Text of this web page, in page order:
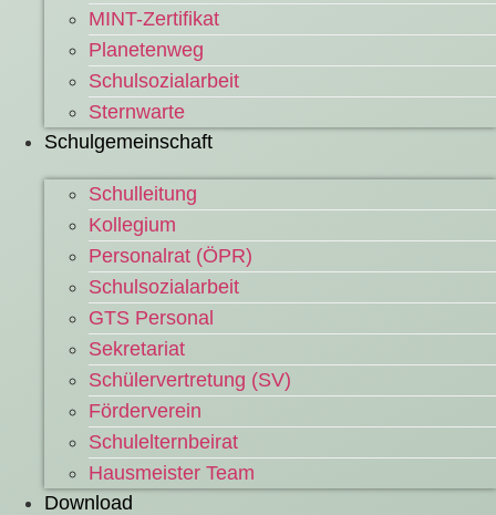
MINT-Zertifikat
Planetenweg
Schulsozialarbeit
Sternwarte
Schulgemeinschaft
Schulleitung
Kollegium
Personalrat (ÖPR)
Schulsozialarbeit
GTS Personal
Sekretariat
Schülervertretung (SV)
Förderverein
Schulelternbeirat
Hausmeister Team
Download